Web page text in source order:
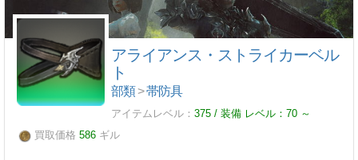
アライアンス・ストライカーベル
ト
部類>帯防具
アイテムレベル： 375 / 装備 レベル： 70 ～
買取価格 586 ギル